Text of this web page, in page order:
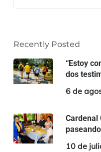
Recently Posted
“Estoy
dos
6 de
Cardenal
10 de